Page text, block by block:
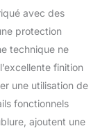
avec des
protection
technique ne
finition
une utilisation de
fonctionnels
ajoutent une